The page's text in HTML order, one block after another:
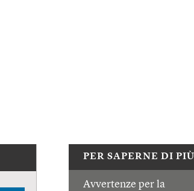
PER SAPERNE DI PIÙ
Avvertenze per la